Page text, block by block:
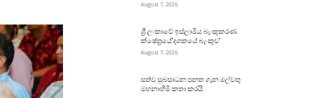
August 7, 2026
ශ්‍රී ලංකාවේ ඉස්ලාමීය බැංකුකරණ
ක්ෂේත්‍රයේ‘දශකයේ බැංකුව’
August 7, 2026
සත්ව සුබසාධන පනත ගැන මල්වතු
මහනාහිමි කතා කරයි.